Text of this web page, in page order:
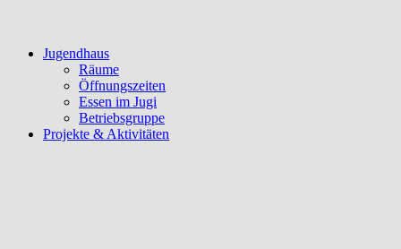
Jugendhaus
Räume
Öffnungszeiten
Essen im Jugi
Betriebsgruppe
Projekte & Aktivitäten